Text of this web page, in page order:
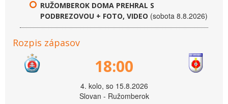
RUŽOMBEROK DOMA PREHRAL S
PODBREZOVOU + FOTO, VIDEO (sobota 8.8.2026)
Rozpis zápasov
18:00
4. kolo, so 15.8.2026
Slovan - Ružomberok